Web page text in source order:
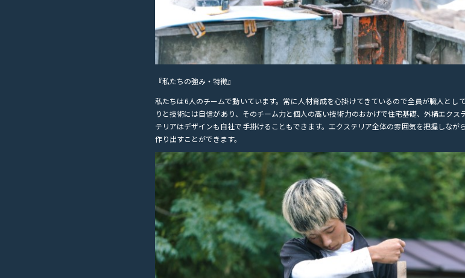
『私たちの強み・特徴』
私たちは6人のチームで動いています。常に人材育成を心掛けてきているので全員が職人と
りと技術には自信があり、そのチーム力と個人の高い技術力のおかげで住宅基礎、外構エク
テリアはデザインも自社で手掛けることもできます。エクステリア全体の雰囲気を把握しな
作り出すことができます。